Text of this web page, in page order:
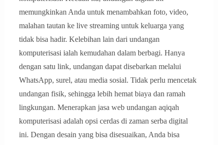
memungkinkan Anda untuk menambahkan foto, video,
malahan tautan ke live streaming untuk keluarga yang
tidak bisa hadir. Kelebihan lain dari undangan
komputerisasi ialah kemudahan dalam berbagi. Hanya
dengan satu link, undangan dapat disebarkan melalui
WhatsApp, surel, atau media sosial. Tidak perlu mencetak
undangan fisik, sehingga lebih hemat biaya dan ramah
lingkungan. Menerapkan jasa web undangan aqiqah
komputerisasi adalah opsi cerdas di zaman serba digital
ini. Dengan desain yang bisa disesuaikan, Anda bisa